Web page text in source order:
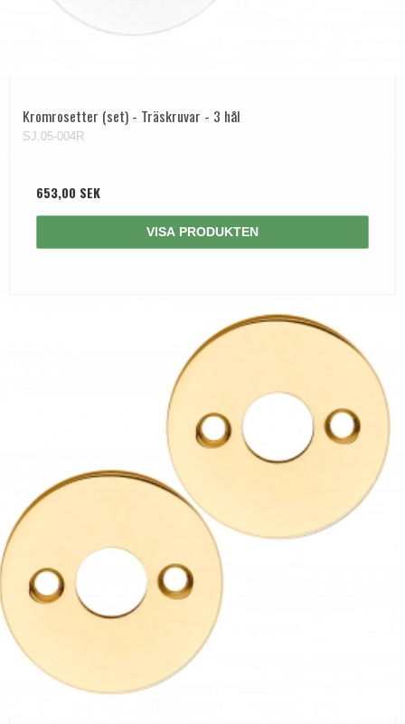
Kromrosetter (set) - Träskruvar - 3 hål
SJ.05-004R
653,00 SEK
VISA PRODUKTEN